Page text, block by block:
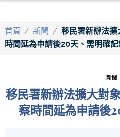
首頁 / 新聞 / 移民署新辦法擴
時間延為申請後20天、需明確記
新聞
移民署新辦法擴大對
察時間延為申請後